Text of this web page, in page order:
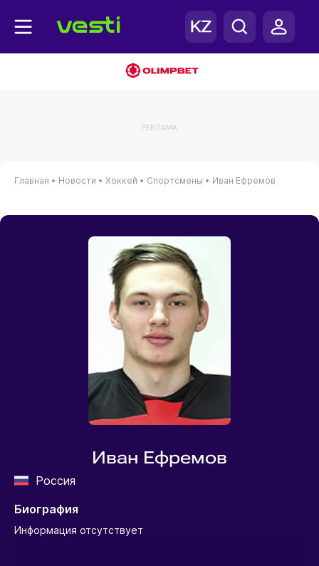
РЕКЛАМА
Главная • Новости • Хоккей • Спортсмены • Иван Ефремов
Иван Ефремов
Россия
Биография
Информация отсутствует